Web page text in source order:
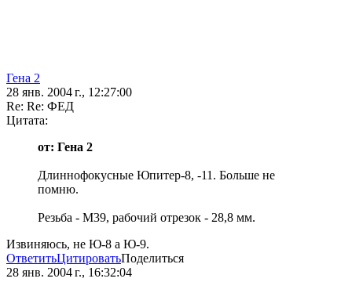
Гена 2
28 янв. 2004 г., 12:27:00
Re: Re: ФЕД
Цитата:
от: Гена 2
Длиннофокусные Юпитер-8, -11. Больше не
помню.
Резьба - М39, рабочий отрезок - 28,8 мм.
Извиняюсь, не Ю-8 а Ю-9.
ОтветитьЦитироватьПоделиться
28 янв. 2004 г., 16:32:04